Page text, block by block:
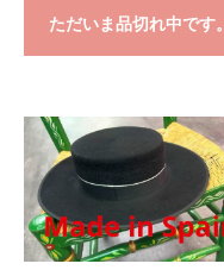
ただいま品切れ中です。